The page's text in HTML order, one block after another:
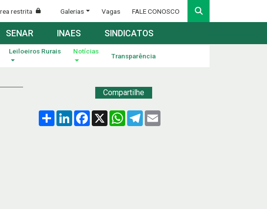
restrita Galerias Vagas FALE CONOSCO
SENAR INAES SINDICATOS
Leiloeiros Rurais Notícias
Transparência
Compartilhe
Compartilhar
LinkedInFacebook
X WhatsApp
Telegram